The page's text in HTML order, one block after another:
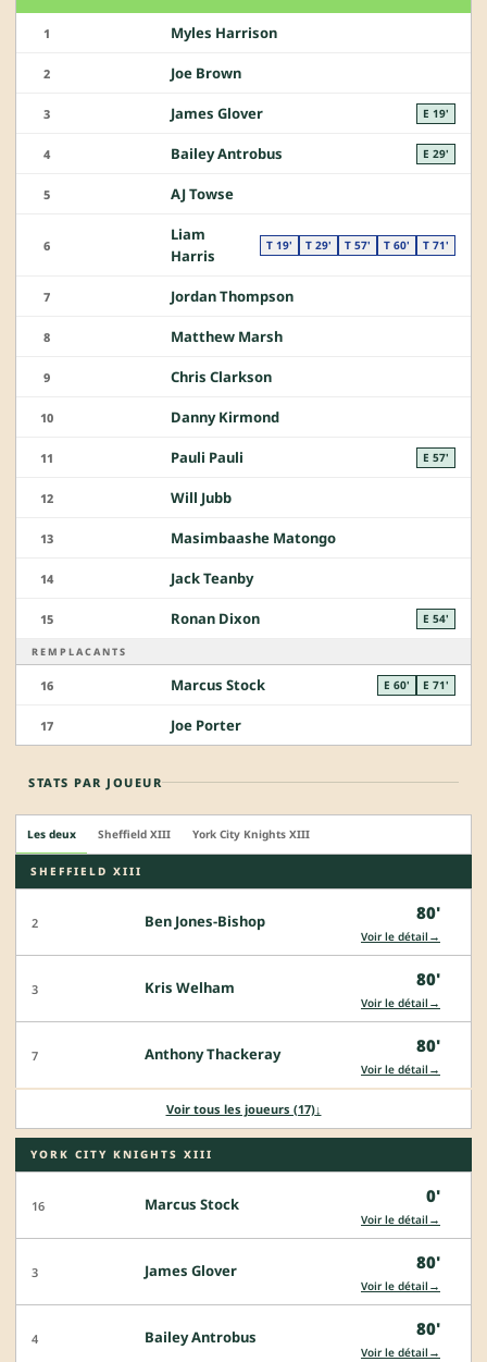
1 Myles Harrison
2 Joe Brown
3 James Glover E 19'
4 Bailey Antrobus E 29'
5 AJ Towse
6
Liam
Harris
T 19' T 29' T 57' T 60' T 71'
7 Jordan Thompson
8 Matthew Marsh
9 Chris Clarkson
10 Danny Kirmond
11 Pauli Pauli E 57'
12 Will Jubb
13 Masimbaashe Matongo
14 Jack Teanby
15 Ronan Dixon E 54'
REMPLACANTS
16 Marcus Stock E 60' E 71'
17 Joe Porter
STATS PAR JOUEUR
Les deux Sheffield XIII York City Knights XIII
SHEFFIELD XIII
2 Ben Jones-Bishop 80'
Voir le détail →
3 Kris Welham 80'
Voir le détail →
7 Anthony Thackeray 80'
Voir le détail →
Voir tous les joueurs (17)↓
YORK CITY KNIGHTS XIII
16 Marcus Stock 0'
Voir le détail →
3 James Glover 80'
Voir le détail →
4 Bailey Antrobus 80'
Voir le détail →